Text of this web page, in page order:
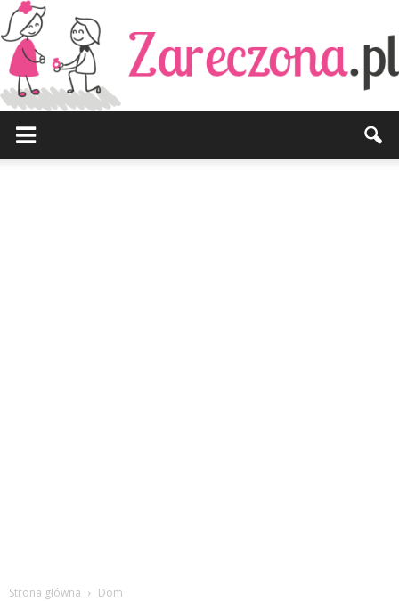
Strona główna Dom